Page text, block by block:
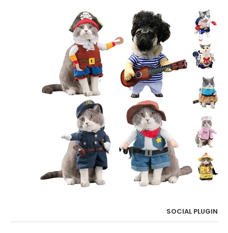
SOCIAL PLUGIN